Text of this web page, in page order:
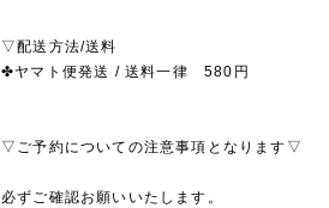
▽配送方法/送料
✤ヤマト便発送 / 送料一律 580円
▽ご予約についての注意事項となります▽
必ずご確認お願いいたします。